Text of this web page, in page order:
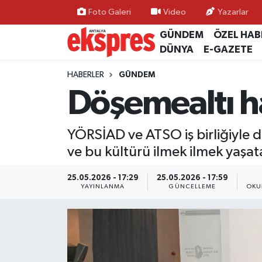
Foto Galeri Video Yazarlar
GÜNDEM ÖZEL
DÜNYA
E-GAZETE
HABERLER GÜNDEM
Döşemealtı
YÖRSİAD ve ATSO iş birliğiyle
ve bu kültürü ilmek ilmek
25.05.2026 - 17:29
YAYINLANMA
25.05.2026 - 17:59
GÜNCELLEME
ÖZEL HABER
GÜNDEM
YEREL GÜNDEM
EKONOMİ
Nöbetçi Eczaneler
Hava Durumu
Trafik Durumu
Süper Lig Puan Durumu ve Fikstür